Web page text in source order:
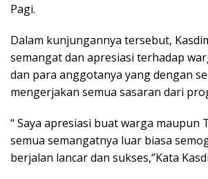
Pagi.
Dalam kunjungannya tersebut,
semangat dan apresiasi terhadap
dan para anggotanya yang dengan
mengerjakan semua sasaran dari
“ Saya apresiasi buat warga maupun
semua semangatnya luar biasa
berjalan lancar dan sukses,‘’Kata